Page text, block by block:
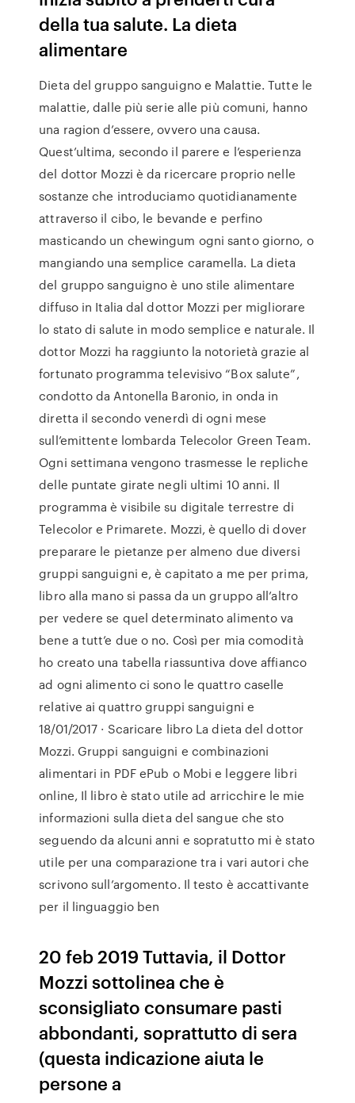
della tua salute. La dieta
alimentare
Dieta del gruppo sanguigno e Malattie. Tutte le
malattie, dalle più serie alle più comuni, hanno
una ragion d’essere, ovvero una causa.
Quest’ultima, secondo il parere e l’esperienza
del dottor Mozzi è da ricercare proprio nelle
sostanze che introduciamo quotidianamente
attraverso il cibo, le bevande e perfino
masticando un chewingum ogni santo giorno, o
mangiando una semplice caramella. La dieta
del gruppo sanguigno è uno stile alimentare
diffuso in Italia dal dottor Mozzi per migliorare
lo stato di salute in modo semplice e naturale. Il
dottor Mozzi ha raggiunto la notorietà grazie al
fortunato programma televisivo “Box salute”,
condotto da Antonella Baronio, in onda in
diretta il secondo venerdì di ogni mese
sull’emittente lombarda Telecolor Green Team.
Ogni settimana vengono trasmesse le repliche
delle puntate girate negli ultimi 10 anni. Il
programma è visibile su digitale terrestre di
Telecolor e Primarete. Mozzi, è quello di dover
preparare le pietanze per almeno due diversi
gruppi sanguigni e, è capitato a me per prima,
libro alla mano si passa da un gruppo all’altro
per vedere se quel determinato alimento va
bene a tutt’e due o no. Così per mia comodità
ho creato una tabella riassuntiva dove affianco
ad ogni alimento ci sono le quattro caselle
relative ai quattro gruppi sanguigni e
18/01/2017 · Scaricare libro La dieta del dottor
Mozzi. Gruppi sanguigni e combinazioni
alimentari in PDF ePub o Mobi e leggere libri
online, Il libro è stato utile ad arricchire le mie
informazioni sulla dieta del sangue che sto
seguendo da alcuni anni e sopratutto mi è stato
utile per una comparazione tra i vari autori che
scrivono sull’argomento. Il testo è accattivante
per il linguaggio ben
20 feb 2019 Tuttavia, il Dottor
Mozzi sottolinea che è
sconsigliato consumare pasti
abbondanti, soprattutto di sera
(questa indicazione aiuta le
persone a